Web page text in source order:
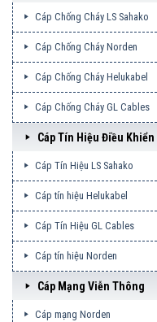
Cáp Chống Cháy LS Sahako
Cáp Chống Cháy Norden
Cáp Chống Cháy Helukabel
Cáp Chống Cháy GL Cables
Cáp Tín Hiệu Điều Khiển
Cáp Tín Hiệu LS Sahako
Cáp tín hiệu Helukabel
Cáp Tín Hiệu GL Cables
Cáp tín hiệu Norden
Cáp Mạng Viễn Thông
Cáp mạng Norden